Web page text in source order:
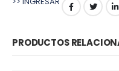
PRODUCTOS